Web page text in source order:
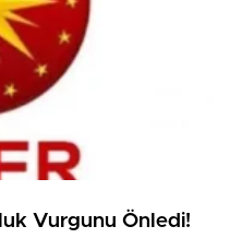
Vurgunu Önledi!